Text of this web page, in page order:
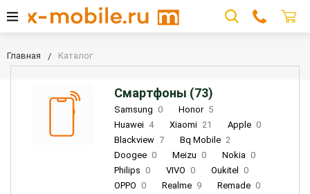
Главная Каталог
Смартфоны (73)
Samsung 0 Honor 5
Huawei 4 Xiaomi 21 Apple 0
Blackview 7 Bq Mobile 2
Doogee 0 Meizu 0 Nokia 0
Philips 0 VIVO 0 Oukitel
0
OPPO 0 Realme 9 Remade 0